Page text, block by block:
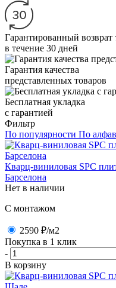
Гарантированный возврат
в течение 30 дней
Гарантия качества
представленных товаров
Бесплатная укладка
с гарантией
Фильтр
По популярности По
Кварц-виниловая SPC
Барселона
Нет в наличии
C монтажом
2590 ₽/м2
Покупка в 1 клик
-
В корзину